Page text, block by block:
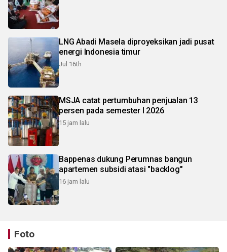
LNG Abadi Masela diproyeksikan jadi pusat
energi Indonesia timur
Jul 16th
MSJA catat pertumbuhan penjualan 13
persen pada semester I 2026
15 jam lalu
Bappenas dukung Perumnas bangun
apartemen subsidi atasi "backlog"
16 jam lalu
Foto